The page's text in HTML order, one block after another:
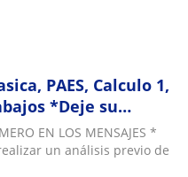
PAES, Calculo 1,
*Deje su
EN LOS MENSAJES *
un análisis previo de